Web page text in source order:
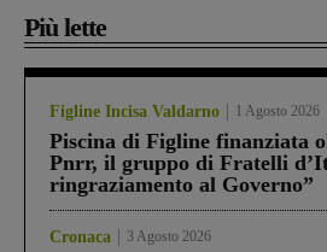
Più lette
Figline Incisa Valdarno 1 Agosto 2026
Piscina di Figline finanziata
Pnrr, il gruppo di Fratelli
ringraziamento al Governo”
Cronaca 3 Agosto 2026